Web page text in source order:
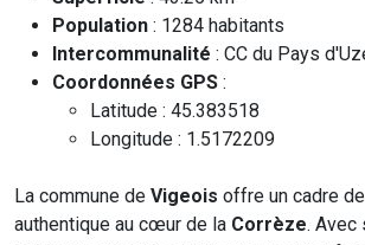
Population : 1284 habitants
Intercommunalité : CC du Pays
Coordonnées GPS :
Latitude : 45.383518
Longitude : 1.5172209
La commune de Vigeois offre un cadre
authentique au cœur de la Corrèze. Avec